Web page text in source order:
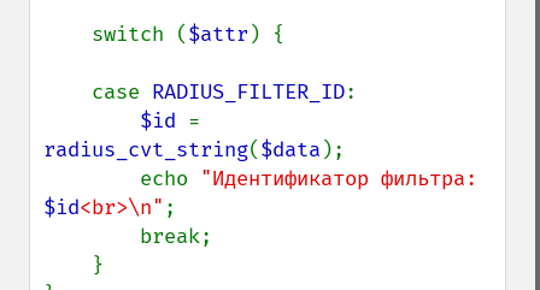
    switch (
$attr ) {
    case
RADIUS_FILTER_ID:
$id
radius_cvt_string($data );
        echo
$id<br>\n" ;